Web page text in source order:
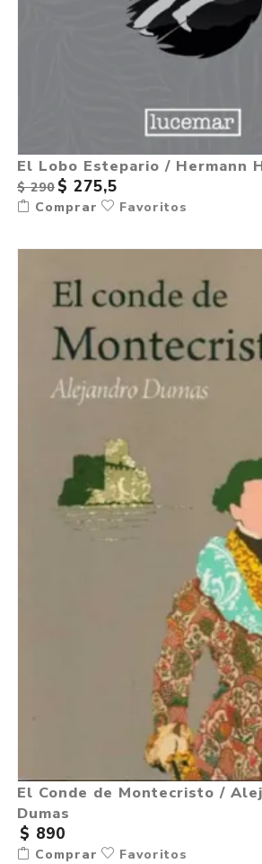
El Lobo Estepario / Hermann
$ 290 $ 275,5
Comprar Favoritos
El Conde de Montecristo /
Dumas
$ 890
Comprar Favoritos